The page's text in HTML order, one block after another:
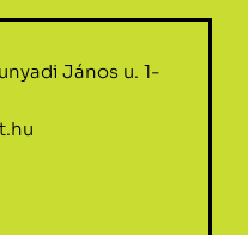
János u. 1-